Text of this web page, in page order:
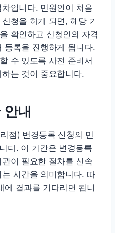
입니다. 민원인이 처음
청을 하게 되면, 해당 기
확인하고 신청인의 자격
등록을 진행하게 됩니다.
수 있도록 사전 준비서
는 것이 중요합니다.
안내
점) 변경등록 신청의 민
다. 이 기간은 변경등록
이 필요한 절차를 신속
시간을 의미합니다. 따
에 결과를 기다리면 됩니